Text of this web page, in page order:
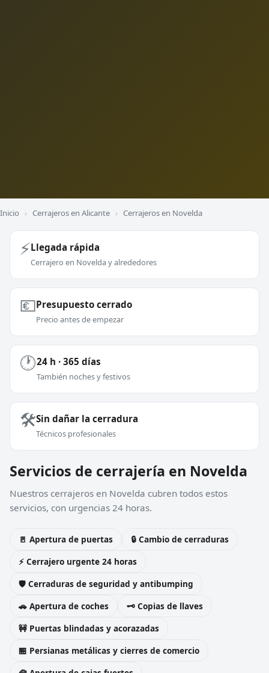
Inicio › Cerrajeros en Alicante › Cerrajeros en Novelda
⚡Llegada rápida
Cerrajero en Novelda y alrededores
💶Presupuesto cerrado
Precio antes de empezar
🕐24 h · 365 días
También noches y festivos
🛠️Sin dañar la cerradura
Técnicos profesionales
Servicios de cerrajería en Novelda
Nuestros cerrajeros en Novelda cubren todos estos
servicios, con urgencias 24 horas.
🚪 Apertura de puertas
🔒 Cambio de cerraduras
⚡ Cerrajero urgente 24 horas
🛡️ Cerraduras de seguridad y antibumping
🚗 Apertura de coches
🗝️ Copias de llaves
🚧 Puertas blindadas y acorazadas
🏪 Persianas metálicas y cierres de comercio